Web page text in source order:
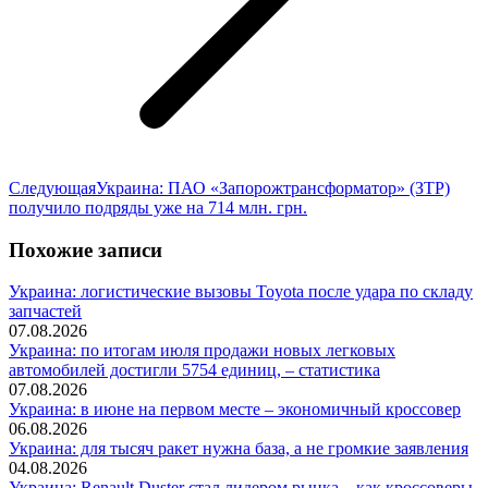
СледующаяСледующая
запись:
Украина: ПАО «Запорожтрансформатор» (ЗТР)
получило подряды уже на 714 млн. грн.
Похожие записи
Украина: логистические вызовы Toyota после удара по складу
запчастей
07.08.2026
Украина: по итогам июля продажи новых легковых
автомобилей достигли 5754 единиц, – статистика
07.08.2026
Украина: в июне на первом месте – экономичный кроссовер
06.08.2026
Украина: для тысяч ракет нужна база, а не громкие заявления
04.08.2026